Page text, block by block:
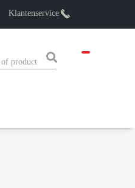
Klantenservice